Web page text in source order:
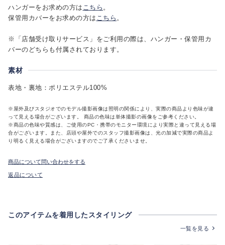
ハンガーをお求めの方は こちら 。
保管用カバーをお求めの方は こちら 。
※「店舗受け取りサービス」をご利用の際は、ハンガー・保管用カ
バーのどちらも付属されております。
素材
表地・裏地：ポリエステル100%
※屋外及びスタジオでのモデル撮影画像は照明の関係により、実際の商品より色味が違
って見える場合がございます。 商品の色味は単体撮影の画像をご参考ください。
※商品の色味や質感は、ご使用のPC・携帯のモニター環境により実際と違って見える場
合がございます。また、店頭や屋外でのスタッフ撮影画像は、光の加減で実際の商品よ
り明るく見える場合がございますのでご了承くださいませ。
商品について問い合わせをする
返品について
このアイテムを着用したスタイリング
一覧を見る